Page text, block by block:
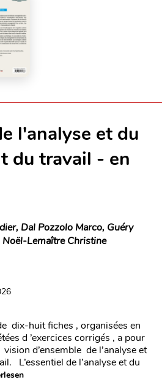
l'analyse et du
du travail - en
Dal Pozzolo Marco, Guéry
Lemaître Christine
dix-huit fiches , organisées en
d ’exercices corrigés , a pour
d’ensemble de l’analyse et
L’essentiel de l’analyse et du